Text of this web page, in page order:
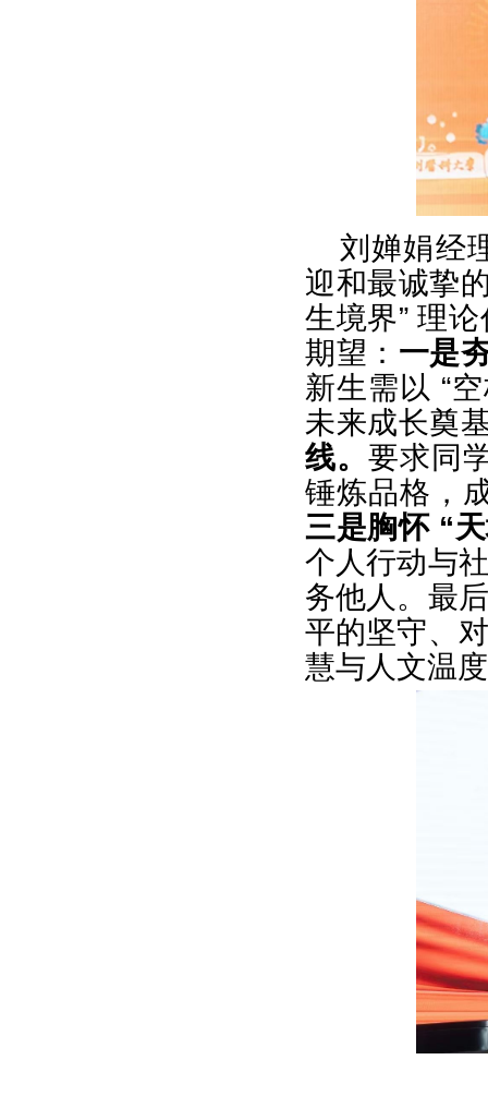
刘婵娟经
迎和最诚挚
生境界” 理
期望： 一是
新生需以 “
未来成长奠
线。 要求同
锤炼品格，
三是胸怀 “
个人行动与
务他人。最
平的坚守、
慧与人文温